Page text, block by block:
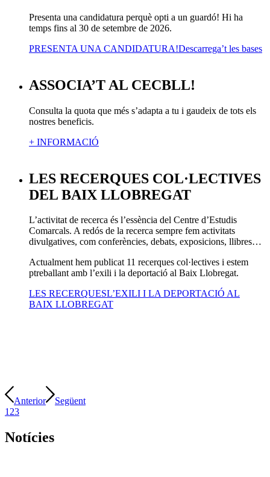
Presenta una candidatura perquè opti a un guardó! Hi ha
temps fins al 30 de setembre de 2026.
PRESENTA UNA CANDIDATURA!Descarrega’t les bases
ASSOCIA’T AL CECBLL!
Consulta la quota que més s’adapta a tu i gaudeix de tots els
nostres beneficis.
+ INFORMACIÓ
LES RECERQUES COL·LECTIVES
DEL BAIX LLOBREGAT
L’activitat de recerca és l’essència del Centre d’Estudis
Comarcals. A redós de la recerca sempre fem activitats
divulgatives, com conferències, debats, exposicions, llibres…
Actualment hem publicat 11 recerques col·lectives i estem
ptreballant amb l’exili i la deportació al Baix Llobregat.
LES RECERQUESL’EXILI I LA DEPORTACIÓ AL
BAIX LLOBREGAT
Anterior
Següent
123
Notícies